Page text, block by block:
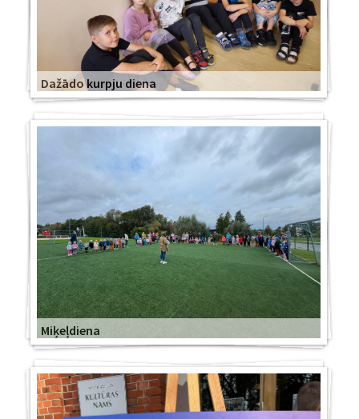
Dažādo kurpju diena
Miķeļdiena